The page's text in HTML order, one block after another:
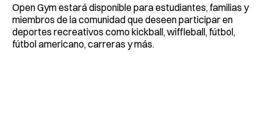
Open Gym estará disponible para estudiantes, familias y
miembros de la comunidad que deseen participar en
deportes recreativos como kickball, wiffleball, fútbol,
fútbol americano, carreras y más.